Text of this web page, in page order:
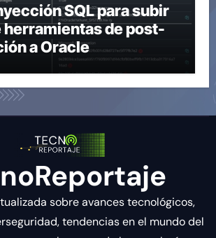
SQL para subir
herramientas de post-
a Oracle
sobre avances tecnológicos,
tendencias en el mundo del